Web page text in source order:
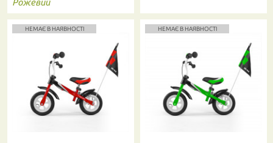
Рожевий
НЕМАЄ В НАЯВНОСТІ НЕМАЄ В НАЯВНОСТІ